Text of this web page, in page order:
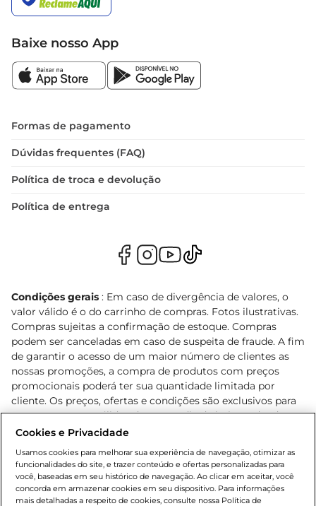
Baixe nosso App
Formas de pagamento
Dúvidas frequentes (FAQ)
Política de troca e devolução
Política de entrega
Condições gerais : Em caso de divergência de valores, o
valor válido é o do carrinho de compras. Fotos ilustrativas.
Compras sujeitas a confirmação de estoque. Compras
podem ser canceladas em caso de suspeita de fraude. A fim
de garantir o acesso de um maior número de clientes as
nossas promoções, a compra de produtos com preços
promocionais poderá ter sua quantidade limitada por
cliente. Os preços, ofertas e condições são exclusivos para
o e-commerce e válidos durante o dia de hoje, podendo
sofrer alterações sem prévia notificação. Proibida a venda
Lei n.º 8069/90, art. 81, inciso II (Estatuto da Criança e do
Adolescente). Preços e condições exclusivos para o
www.bretas.com.br, podendo sofrer alterações sem aviso
Cookies e Privacidade
Usamos cookies para melhorar sua experiência de navegação, otimizar as
funcionalidades do site, e trazer conteúdo e ofertas personalizadas para
você, baseadas em seu histórico de navegação. Ao clicar em aceitar, você
concorda em armazenar cookies em seu dispositivo. Para informações
mais detalhadas a respeito de cookies, consulte nossa Política de